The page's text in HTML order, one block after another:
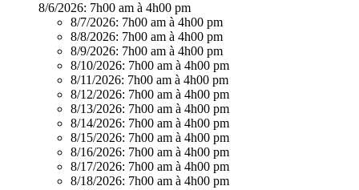
8/6/2026: 7h00 am à 4h00 pm
8/7/2026: 7h00 am à 4h00 pm
8/8/2026: 7h00 am à 4h00 pm
8/9/2026: 7h00 am à 4h00 pm
8/10/2026: 7h00 am à 4h00 pm
8/11/2026: 7h00 am à 4h00 pm
8/12/2026: 7h00 am à 4h00 pm
8/13/2026: 7h00 am à 4h00 pm
8/14/2026: 7h00 am à 4h00 pm
8/15/2026: 7h00 am à 4h00 pm
8/16/2026: 7h00 am à 4h00 pm
8/17/2026: 7h00 am à 4h00 pm
8/18/2026: 7h00 am à 4h00 pm